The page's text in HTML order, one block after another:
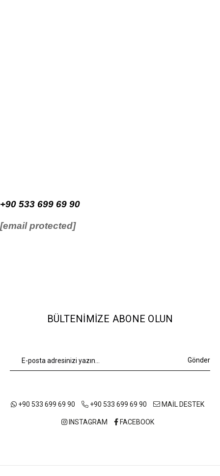
+90 533 699 69 90
[email protected]
BÜLTENIMIZE ABONE OLUN
Gönder
+90 533 699 69 90 +90 533 699 69 90 MAİL DESTEK
INSTAGRAM FACEBOOK